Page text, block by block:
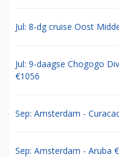
Jul: 8-dg cruise Oost
Jul: 9-daagse Chogogo
€1056
Sep: Amsterdam -
Sep: Amsterdam - Aruba